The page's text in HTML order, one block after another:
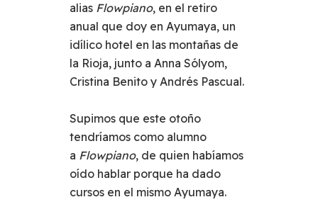
alias Flowpiano, en el retiro
anual que doy en Ayumaya, un
idílico hotel en las montañas de
la Rioja, junto a Anna Sólyom,
Cristina Benito y Andrés Pascual.
Supimos que este otoño
tendríamos como alumno
a Flowpiano, de quien habíamos
oído hablar porque ha dado
cursos en el mismo Ayumaya.